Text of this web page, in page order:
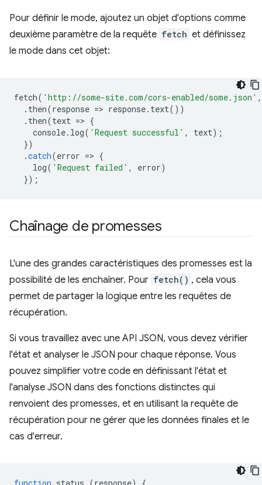
Pour définir le mode, ajoutez un objet d'options comme
deuxième paramètre de la requête fetch et définissez
le mode dans cet objet:
fetch( 'http://some-site.com/cors-enabled/some.json' ,
. then(response => response. text())
. then(text => {
console. log( 'Request successful' , text);
})
.catch(error => {
log( 'Request failed' , error)
});
Chaînage de promesses
L'une des grandes caractéristiques des promesses est la
possibilité de les enchaîner. Pour fetch() , cela vous
permet de partager la logique entre les requêtes de
récupération.
Si vous travaillez avec une API JSON, vous devez vérifier
l'état et analyser le JSON pour chaque réponse. Vous
pouvez simplifier votre code en définissant l'état et
l'analyse JSON dans des fonctions distinctes qui
renvoient des promesses, et en utilisant la requête de
récupération pour ne gérer que les données finales et le
cas d'erreur.